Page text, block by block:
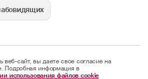
веб-сайт, вы даете свое согласие на
Подробная информация в
использования файлов cookie